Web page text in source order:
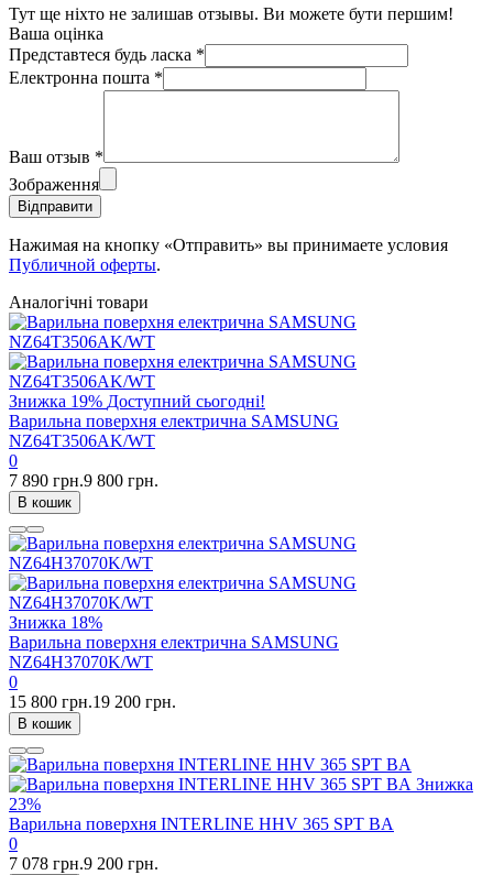
Тут ще ніхто не залишав отзывы. Ви можете бути першим!
Ваша оцінка
Представтеся будь ласка *
Електронна пошта *
Ваш отзыв *
Зображення
Відправити
Нажимая на кнопку «Отправить» вы принимаете условия
Публичной оферты.
Аналогічні товари
Знижка 19% Доступний сьогодні!
Варильна поверхня електрична SAMSUNG
NZ64T3506AK/WT
0
7 890 грн.9 800 грн.
В кошик
Знижка 18%
Варильна поверхня електрична SAMSUNG
NZ64H37070K/WT
0
15 800 грн.19 200 грн.
В кошик
Знижка
23%
Варильна поверхня INTERLINE HHV 365 SPT BA
0
7 078 грн.9 200 грн.